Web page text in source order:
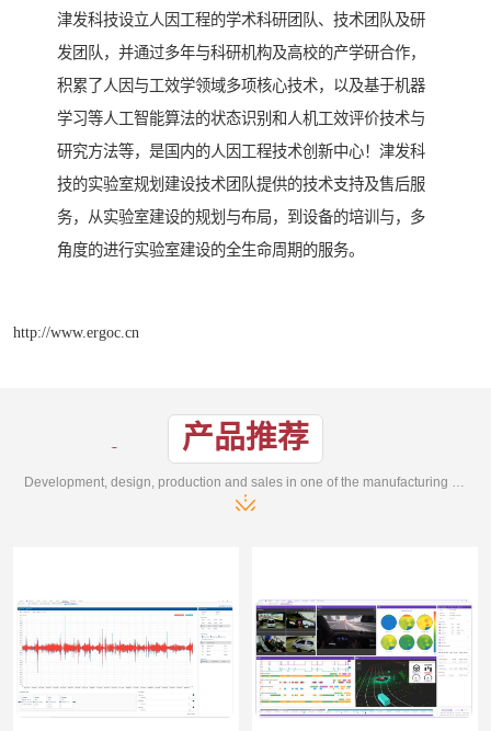
津发科技设立人因工程的学术科研团队、技术团队及研
发团队，并通过多年与科研机构及高校的产学研合作，
积累了人因与工效学领域多项核心技术，以及基于机器
学习等人工智能算法的状态识别和人机工效评价技术与
研究方法等，是国内的人因工程技术创新中心！津发科
技的实验室规划建设技术团队提供的技术支持及售后服
务，从实验室建设的规划与布局，到设备的培训与，多
角度的进行实验室建设的全生命周期的服务。
http://www.ergoc.cn
产品推荐
Development, design, production and sales in one of the manufacturing enterprises